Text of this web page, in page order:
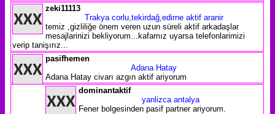
zeki11113
Trakya corlu,tekirdağ,edirne aktif aranir
temiz ,gizliliğe önem veren uzun süreli aktif arkadaşlar
mesajlarinizi bekliyorum...kafamız uyarsa telefonlarimizi
verip tanişırız...
pasifhemen
Adana Hatay
Adana Hatay civarı azgın aktif ariyorum
dominantaktif
yanlizca antalya
Fener bolgesinden pasif partner ariyorum.